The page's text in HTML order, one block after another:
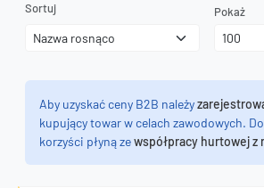
Sortuj Pokaż
Aby uzyskać ceny B2B należy
kupujący towar w celach zawodowych.
korzyści płyną zewspółpracy hurtowej z